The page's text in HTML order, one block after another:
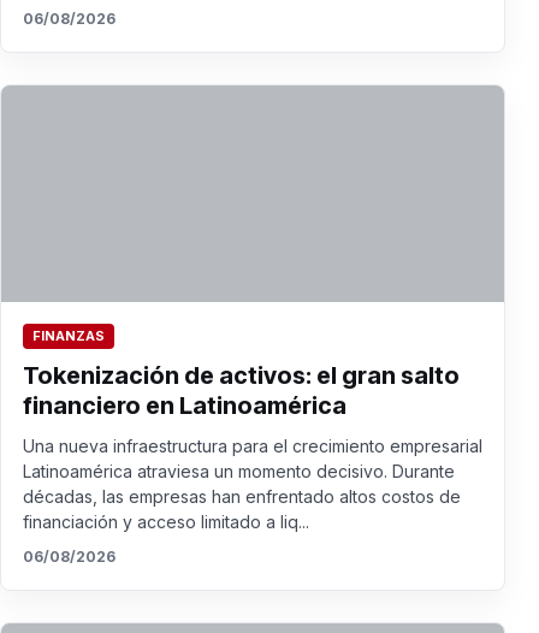
06/08/2026
FINANZAS
Tokenización de activos: el gran salto
financiero en Latinoamérica
Una nueva infraestructura para el crecimiento empresarial
Latinoamérica atraviesa un momento decisivo. Durante
décadas, las empresas han enfrentado altos costos de
financiación y acceso limitado a liq...
06/08/2026